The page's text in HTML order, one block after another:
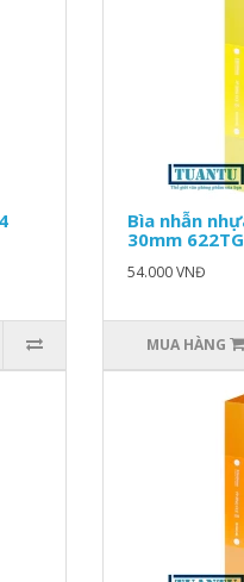
Bìa nhẫn
30mm
54.000 VNĐ
MUA HÀNG